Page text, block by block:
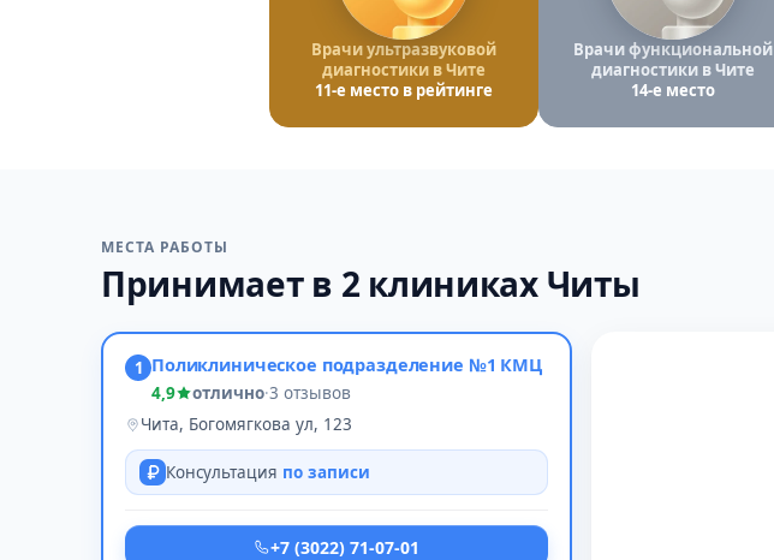
Врачи ультразвуковой
диагностики в Чите
11-е место в рейтинге
Врачи функциональной
диагностики в Чите
14-е место
МЕСТА РАБОТЫ
Принимает в 2 клиниках Читы
1 Поликлиническое подразделение №1 КМЦ
4,9 отлично·3 отзывов
Чита, Богомягкова ул, 123
Консультация по записи
+7 (3022) 71-07-01